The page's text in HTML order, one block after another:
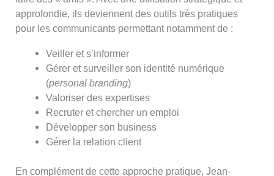
approfondie, ils deviennent des outils très pratiques
pour les communicants permettant notamment de :
Veiller et s’informer
Gérer et surveiller son identité numérique
(personal branding)
Valoriser des expertises
Recruter et chercher un emploi
Développer son business
Gérer la relation client
En complément de cette approche pratique, Jean-